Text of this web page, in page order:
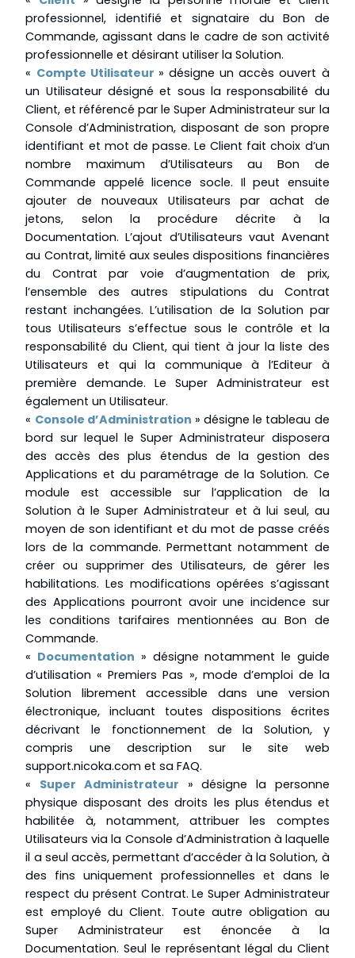
professionnel, identifié et signataire du Bon de
Commande, agissant dans le cadre de son activité
professionnelle et désirant utiliser la Solution.
« Compte Utilisateur » désigne un accès ouvert à
un Utilisateur désigné et sous la responsabilité du
Client, et référencé par le Super Administrateur sur la
Console d’Administration, disposant de son propre
identifiant et mot de passe. Le Client fait choix d’un
nombre maximum d’Utilisateurs au Bon de
Commande appelé licence socle. Il peut ensuite
ajouter de nouveaux Utilisateurs par achat de
jetons, selon la procédure décrite à la
Documentation. L’ajout d’Utilisateurs vaut Avenant
au Contrat, limité aux seules dispositions financières
du Contrat par voie d’augmentation de prix,
l’ensemble des autres stipulations du Contrat
restant inchangées. L’utilisation de la Solution par
tous Utilisateurs s’effectue sous le contrôle et la
responsabilité du Client, qui tient à jour la liste des
Utilisateurs et qui la communique à l’Editeur à
première demande. Le Super Administrateur est
également un Utilisateur.
« Console d’Administration » désigne le tableau de
bord sur lequel le Super Administrateur disposera
des accès des plus étendus de la gestion des
Applications et du paramétrage de la Solution. Ce
module est accessible sur l’application de la
Solution à le Super Administrateur et à lui seul, au
moyen de son identifiant et du mot de passe créés
lors de la commande. Permettant notamment de
créer ou supprimer des Utilisateurs, de gérer les
habilitations. Les modifications opérées s’agissant
des Applications pourront avoir une incidence sur
les conditions tarifaires mentionnées au Bon de
Commande.
« Documentation » désigne notamment le guide
d’utilisation « Premiers Pas », mode d’emploi de la
Solution librement accessible dans une version
électronique, incluant toutes dispositions écrites
décrivant le fonctionnement de la Solution, y
compris une description sur le site web
support.nicoka.com et sa FAQ.
« Super Administrateur » désigne la personne
physique disposant des droits les plus étendus et
habilitée à, notamment, attribuer les comptes
Utilisateurs via la Console d’Administration à laquelle
il a seul accès, permettant d’accéder à la Solution, à
des fins uniquement professionnelles et dans le
respect du présent Contrat. Le Super Administrateur
est employé du Client. Toute autre obligation au
Super Administrateur est énoncée à la
Documentation. Seul le représentant légal du Client